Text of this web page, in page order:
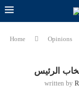
Home Opinions
الرئيس
written by